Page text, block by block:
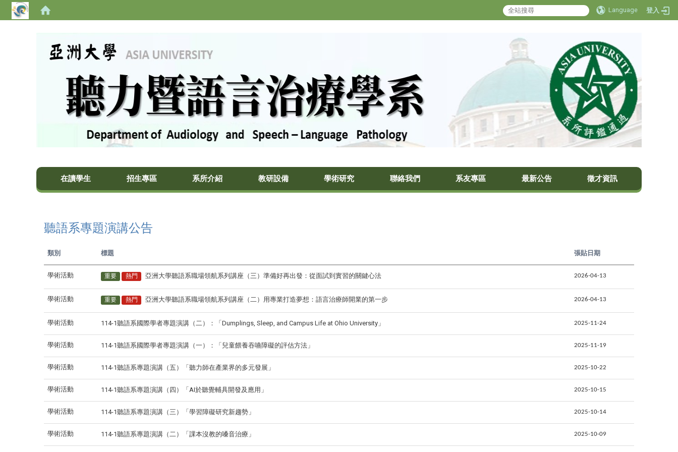
Language 登入
在讀學生 招生專區 系所介紹 教研設備 學術研究 聯絡我們 系友專區 最新公告 徵才資訊
聽語系專題演講公告
類別 標題 張貼日期
學術活動 重要 熱門 亞洲大學聽語系職場領航系列講座（三）準備好再出發：從面試到實習的關鍵心法 2026-04-13
學術活動 重要 熱門 亞洲大學聽語系職場領航系列講座（二）用專業打造夢想：語言治療師開業的第一步 2026-04-13
學術活動 114-1聽語系國際學者專題演講（二）：「Dumplings, Sleep, and Campus Life at Ohio University」 2025-11-24
學術活動 114-1聽語系國際學者專題演講（一）：「兒童餵養吞嚥障礙的評估方法」 2025-11-19
學術活動 114-1聽語系專題演講（五）「聽力師在產業界的多元發展」 2025-10-22
學術活動 114-1聽語系專題演講（四）「AI於聽覺輔具開發及應用」 2025-10-15
學術活動 114-1聽語系專題演講（三）「學習障礙研究新趨勢」 2025-10-14
學術活動 114-1聽語系專題演講（二）「課本沒教的嗓音治療」 2025-10-09